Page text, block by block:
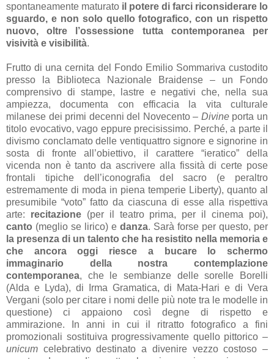
spontaneamente maturato il potere di farci riconsiderare lo
sguardo, e non solo quello fotografico, con un rispetto
nuovo, oltre l’ossessione tutta contemporanea per
visività e visibilità.
Frutto di una cernita del Fondo Emilio Sommariva custodito
presso la Biblioteca Nazionale Braidense – un Fondo
comprensivo di stampe, lastre e negativi che, nella sua
ampiezza, documenta con efficacia la vita culturale
milanese dei primi decenni del Novecento – Divineporta un
titolo evocativo, vago eppure precisissimo. Perché, a parte il
divismo conclamato delle ventiquattro signore e signorine in
sosta di fronte all’obiettivo, il carattere “ieratico” della
vicenda non è tanto da ascrivere alla fissità di certe pose
frontali tipiche dell’iconografia del sacro (e peraltro
estremamente di moda in piena temperie Liberty), quanto al
presumibile “voto” fatto da ciascuna di esse alla rispettiva
arte: recitazione(per il teatro prima, per il cinema poi),
canto (meglio se lirico) e danza. Sarà forse per questo, per
la presenza di un talento che ha resistito nella memoria e
che ancora oggi riesce a bucare lo schermo
immaginario della nostra contemplazione
contemporanea, che le sembianze delle sorelle Borelli
(Alda e Lyda), di Irma Gramatica, di Mata-Hari e di Vera
Vergani (solo per citare i nomi delle più note tra le modelle in
questione) ci appaiono così degne di rispetto e
ammirazione. In anni in cui il ritratto fotografico a fini
promozionali sostituiva progressivamente quello pittorico –
unicum celebrativo destinato a divenire vezzo costoso –